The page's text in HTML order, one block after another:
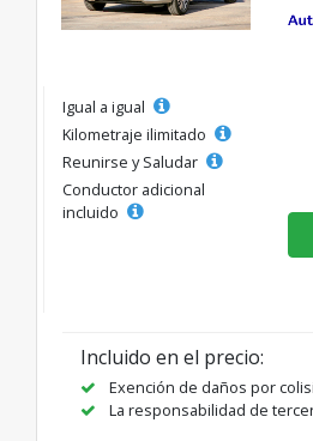
Igual a igual
Kilometraje ilimitado
Reunirse y Saludar
Conductor adicional
incluido
Incluido en el precio:
Exención de daños por
La responsabilidad de